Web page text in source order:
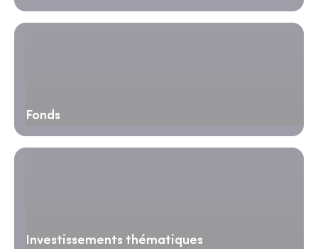
Fonds
Investissements thématiques